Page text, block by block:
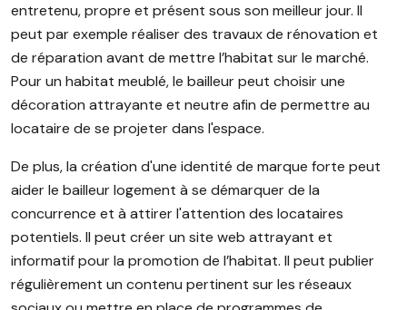
entretenu, propre et présent sous son meilleur jour. Il
peut par exemple réaliser des travaux de rénovation et
de réparation avant de mettre l’habitat sur le marché.
Pour un habitat meublé, le bailleur peut choisir une
décoration attrayante et neutre afin de permettre au
locataire de se projeter dans l'espace.
De plus, la création d'une identité de marque forte peut
aider le bailleur logement à se démarquer de la
concurrence et à attirer l'attention des locataires
potentiels. Il peut créer un site web attrayant et
informatif pour la promotion de l’habitat. Il peut publier
régulièrement un contenu pertinent sur les réseaux